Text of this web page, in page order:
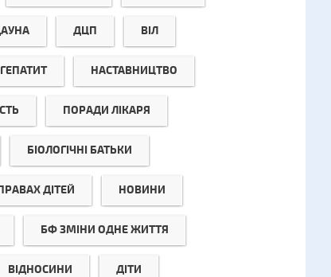
ДЦП ВІЛ
ГЕПАТИТ НАСТАВНИЦТВО
ПОРАДИ ЛІКАРЯ
БІОЛОГІЧНІ БАТЬКИ
ДІТЕЙ НОВИНИ
БФ ЗМІНИ ОДНЕ ЖИТТЯ
ВІДНОСИНИ ДІТИ